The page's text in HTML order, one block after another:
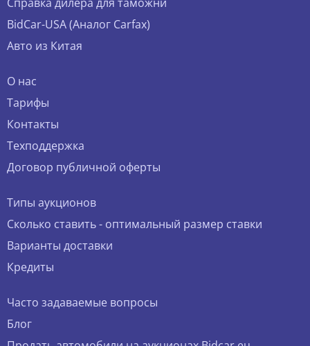
BidCar-USA (Аналог Carfax)
Авто из Китая
О нас
Тарифы
Контакты
Техподдержка
Договор публичной оферты
Типы аукционов
Сколько ставить - оптимальный размер ставки
Варианты доставки
Кредиты
Часто задаваемые вопросы
Блог